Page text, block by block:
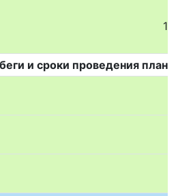
и сроки проведения